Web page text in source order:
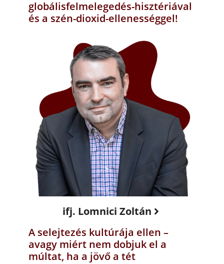
globálisfelmelegedés-hisztériával
és a szén-dioxid-ellenességgel!
ifj. Lomnici Zoltán
A selejtezés kultúrája ellen –
avagy miért nem dobjuk el a
múltat, ha a jövő a tét